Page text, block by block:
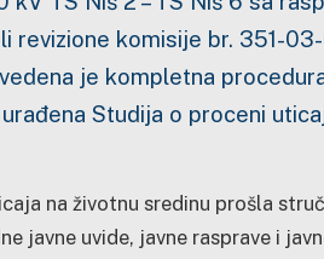
revizione komisije br. 351-
je kompletna
Studija o proceni
na životnu sredinu prošla
javne uvide, javne rasprave i